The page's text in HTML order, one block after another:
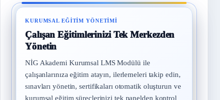
KURUMSAL EĞITIM YÖNETIMI
Çalışan Eğitimlerinizi Tek Merkezden
Yönetin
NİG Akademi Kurumsal LMS Modülü ile
çalışanlarınıza eğitim atayın, ilerlemeleri takip edin,
sınavları yönetin, sertifikaları otomatik oluşturun ve
kurumsal eğitim süreçlerinizi tek panelden kontrol